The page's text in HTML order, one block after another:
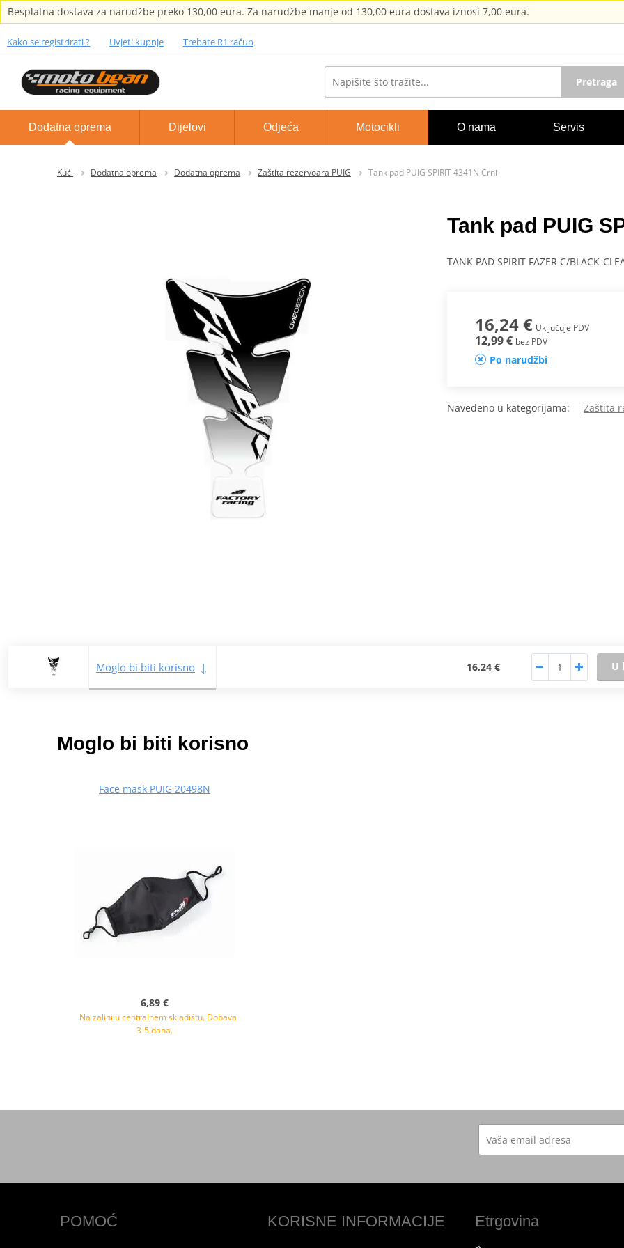
Besplatna dostava za narudžbe preko 130,00 eura. Za narudžbe manje od 130,00 eura dostava iznosi 7,00 eura.
Kako se registrirati ? Uvjeti kupnje Trebate R1 račun
Pretraga
Dodatna oprema Dijelovi Odjeća Motocikli O nama Servis
Kući Dodatna oprema Dodatna oprema Zaštita rezervoara PUIG Tank pad PUIG SPIRIT 4341N Crni
Tank pad PUIG
TANK PAD SPIRIT FAZER C/BLACK-
16,24 € Uključuje PDV
12,99 € bez PDV
Po narudžbi
Navedeno u kategorijama: Zaštita
Moglo bi biti korisno 16,24 € U
Moglo bi biti korisno
Face mask PUIG 20498N
6,89 €
Na zalihi u centralnem skladištu. Dobava
3-5 dana.
POMOĆ KORISNE INFORMACIJE Etrgovina